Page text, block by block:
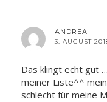
ANDREA
3. AUGUST
Das klingt echt gut
meiner Liste^^
schlecht für meine